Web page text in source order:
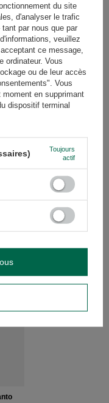
vous des
Poser une question
Set de Maté :
Calebasse + Bombilla
du site
d'analyser le trafic
par nous que par
veuillez
acceptant ce message,
ordinateur. Vous
ou de leur accès
Vous
en supprimant
dispositif terminal
Toujours
actif